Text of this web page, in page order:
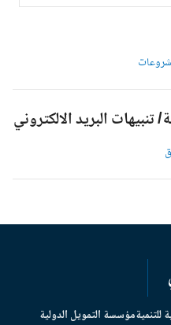
البريد الالكتروني
مؤسسة التمويل الدولية